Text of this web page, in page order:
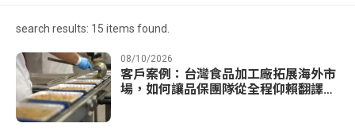
search results: 15 items found.
08/10/2026
客戶案例：台灣食品加工廠拓展海外市
場，如何讓品保團隊從全程仰賴翻譯到